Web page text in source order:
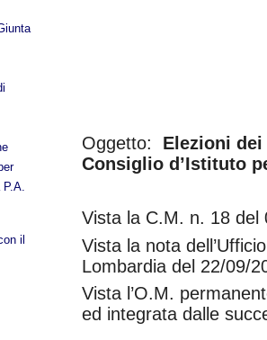
il
Oggetto: Elezioni
Consiglio d’Istituto
Vista la C.M. n. 18 del
Vista la nota
Lombardia del 22/09/
Vista l’O.M.
ed integrata dalle